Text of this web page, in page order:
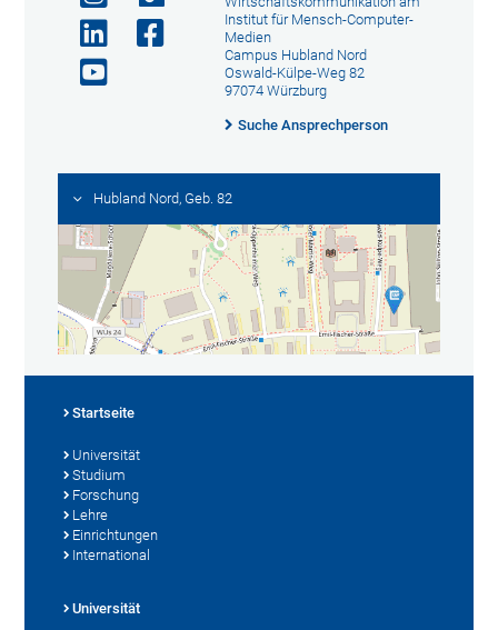
Institut für Mensch-Computer-
Medien
Campus Hubland Nord
Oswald-Külpe-Weg 82
97074 Würzburg
Suche Ansprechperson
Hubland Nord, Geb. 82
Startseite
Universität
Studium
Forschung
Lehre
Einrichtungen
International
Universität